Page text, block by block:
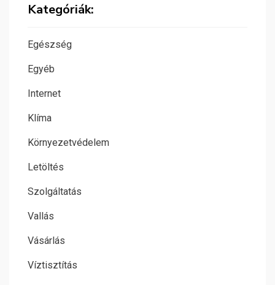
Kategóriák:
Egészség
Egyéb
Internet
Klíma
Környezetvédelem
Letöltés
Szolgáltatás
Vallás
Vásárlás
Víztisztítás